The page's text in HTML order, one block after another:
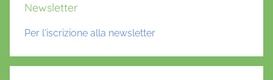
d
b
Newsletter
Per l'iscrizione alla newsletter